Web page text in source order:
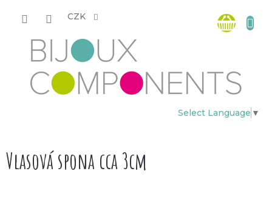
CZK
Select Language ▼
košík
Vlasová spona cca 3cm